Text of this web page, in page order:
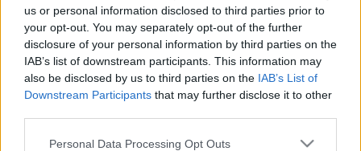
us or personal information disclosed to third parties prior to
your opt-out. You may separately opt-out of the further
disclosure of your personal information by third parties on the
IAB’s list of downstream participants. This information may
also be disclosed by us to third parties on the IAB’s List of
Downstream Participants that may further disclose it to other
Please note that this website/app uses one or more Google
Personal Data Processing Opt Outs
Magyar Színház dramaturgja. 1991 óta számos
ösztöndíj és alkotói díj nyertese, drámáit hazai és
külföldi színházak is játsszák. A Júlia című
monodrámája 2003-ban jelent meg nyomtatásban,
azóta több színházban bemutatták, színre került
román és angol nyelven is, sikerrel játszották
Nyugat-Európa és Amerika nagyvárosaiban.